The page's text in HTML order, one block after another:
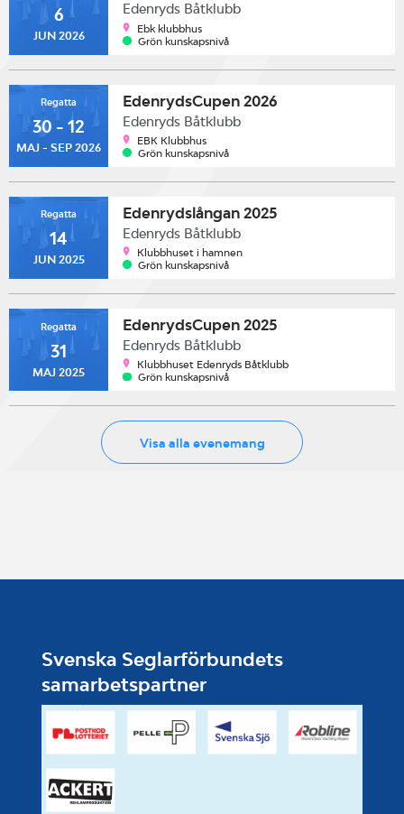
6
JUN 2026
Edenryds Båtklubb
Ebk klubbhus
Grön kunskapsnivå
Regatta
30 - 12
MAJ - SEP 2026
EdenrydsCupen 2026
Edenryds Båtklubb
EBK Klubbhus
Grön kunskapsnivå
Regatta
14
JUN 2025
Edenrydslångan 2025
Edenryds Båtklubb
Klubbhuset i hamnen
Grön kunskapsnivå
Regatta
31
MAJ 2025
EdenrydsCupen 2025
Edenryds Båtklubb
Klubbhuset Edenryds Båtklubb
Grön kunskapsnivå
Visa alla evenemang
Svenska Seglarförbundets
samarbetspartner